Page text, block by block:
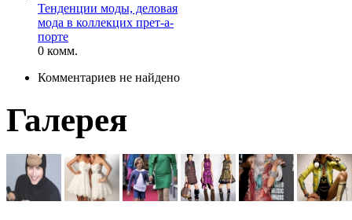
Тенденции моды, деловая
мода в коллекцих прет-а-
порте
0 комм.
Комментариев не найдено
Галерея